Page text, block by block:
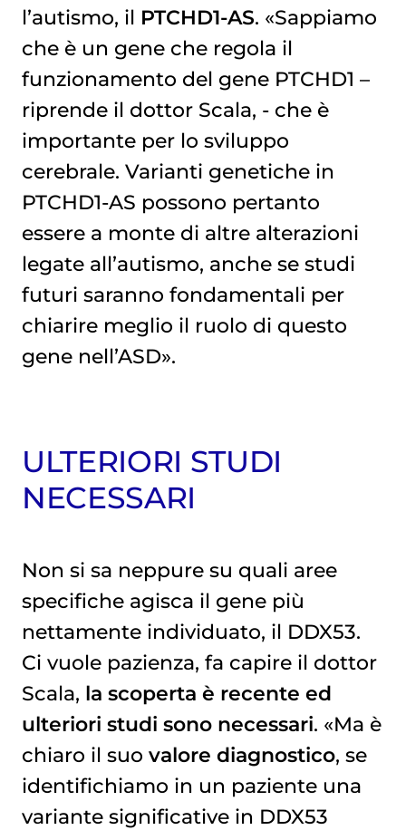
l’autismo, il PTCHD1-AS. «Sappiamo
che è un gene che regola il
funzionamento del gene PTCHD1 –
riprende il dottor Scala, - che è
importante per lo sviluppo
cerebrale. Varianti genetiche in
PTCHD1-AS possono pertanto
essere a monte di altre alterazioni
legate all’autismo, anche se studi
futuri saranno fondamentali per
chiarire meglio il ruolo di questo
gene nell’ASD».
ULTERIORI STUDI
NECESSARI
Non si sa neppure su quali aree
specifiche agisca il gene più
nettamente individuato, il DDX53.
Ci vuole pazienza, fa capire il dottor
Scala, la scoperta è recente ed
ulteriori studi sono necessari. «Ma è
chiaro il suo valore diagnostico, se
identifichiamo in un paziente una
variante significative in DDX53